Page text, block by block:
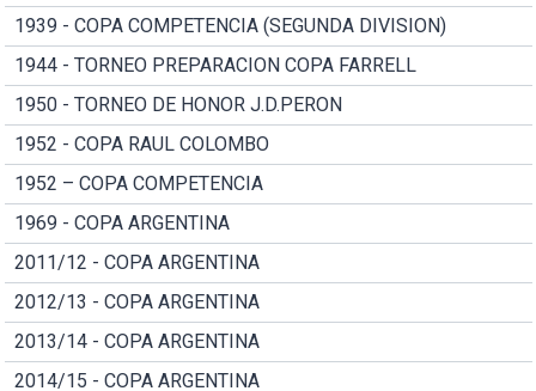
1939 - COPA COMPETENCIA (SEGUNDA DIVISION)
1944 - TORNEO PREPARACION COPA FARRELL
1950 - TORNEO DE HONOR J.D.PERON
1952 - COPA RAUL COLOMBO
1952 – COPA COMPETENCIA
1969 - COPA ARGENTINA
2011/12 - COPA ARGENTINA
2012/13 - COPA ARGENTINA
2013/14 - COPA ARGENTINA
2014/15 - COPA ARGENTINA